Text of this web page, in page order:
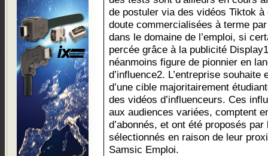
de postuler via des vidéos Tiktok à
doute commercialisées à terme
dans le domaine de l’emploi, si
percée grâce à la publicité
néanmoins figure de pionnier en
d’influence2. L’entreprise
d’une cible majoritairement
des vidéos d’influenceurs. Ces
aux audiences variées, comptent
d’abonnés, et ont été proposés
sélectionnés en raison de leur
Samsic Emploi.